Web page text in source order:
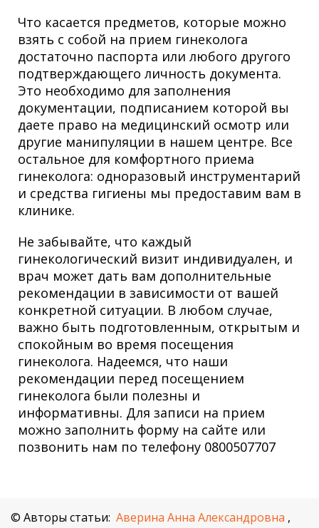
Что касается предметов, которые можно
взять с собой на прием гинеколога
достаточно паспорта или любого другого
подтверждающего личность документа.
Это необходимо для заполнения
документации, подписанием которой вы
даете право на медицинский осмотр или
другие манипуляции в нашем центре. Все
остальное для комфортного приема
гинеколога: одноразовый инструментарий
и средства гигиены мы предоставим вам в
клинике.
Не забывайте, что каждый
гинекологический визит индивидуален, и
врач может дать вам дополнительные
рекомендации в зависимости от вашей
конкретной ситуации. В любом случае,
важно быть подготовленным, открытым и
спокойным во время посещения
гинеколога. Надеемся, что наши
рекомендации перед посещением
гинеколога были полезны и
информативны. Для записи на прием
можно заполнить форму на сайте или
позвонить нам по телефону 0800507707
© Авторы статьи: Аверина Анна Александровна ,